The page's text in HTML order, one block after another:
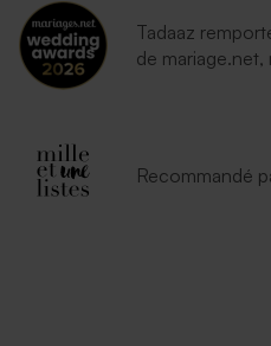
Tadaaz
de mariage.net,
Recommandé